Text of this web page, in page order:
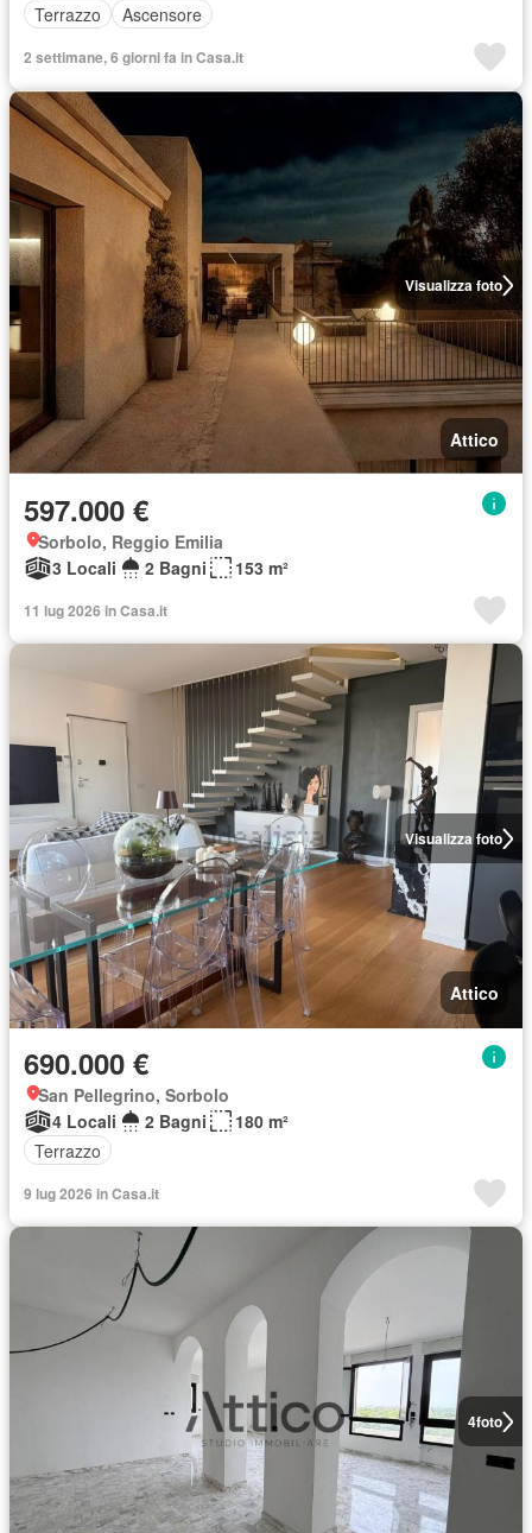
Terrazzo
Ascensore
2 settimane, 6 giorni fa in Casa.it
Visualizza foto
Attico
597.000 €
Sorbolo, Reggio Emilia
3 Locali
2 Bagni 153 m²
11 lug 2026 in Casa.it
Visualizza foto
Attico
690.000 €
San Pellegrino, Sorbolo
4 Locali
2 Bagni
180 m²
Terrazzo
9 lug 2026 in Casa.it
4foto